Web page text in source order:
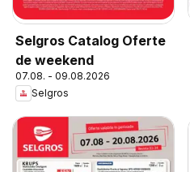
Selgros Catalog Oferte
de weekend
07.08. - 09.08.2026
Selgros